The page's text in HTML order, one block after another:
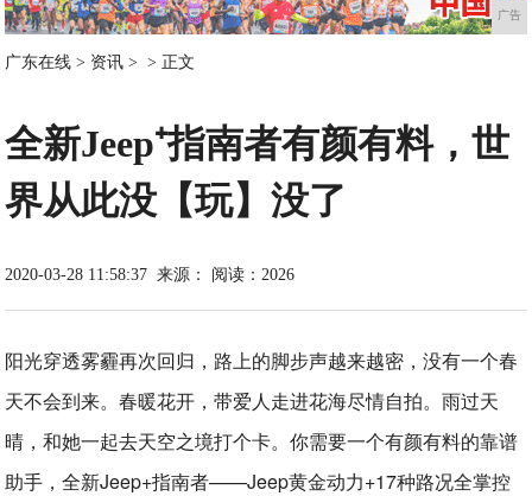
广告
广东在线 > 资讯 > > 正文
全新Jeep⁺指南者有颜有料，世
界从此没【玩】没了
2020-03-28 11:58:37 来源： 阅读：2026
阳光穿透雾霾再次回归，路上的脚步声越来越密，没有一个春
天不会到来。春暖花开，带爱人走进花海尽情自拍。雨过天
晴，和她一起去天空之境打个卡。你需要一个有颜有料的靠谱
助手，全新Jeep+指南者——Jeep黄金动力+17种路况全掌控